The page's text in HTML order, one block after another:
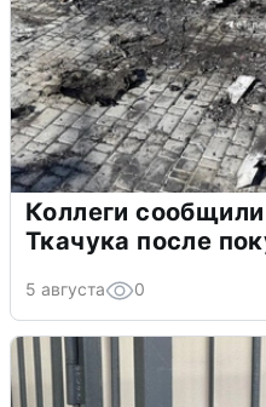
Коллеги
Ткачука после
5 августа 0